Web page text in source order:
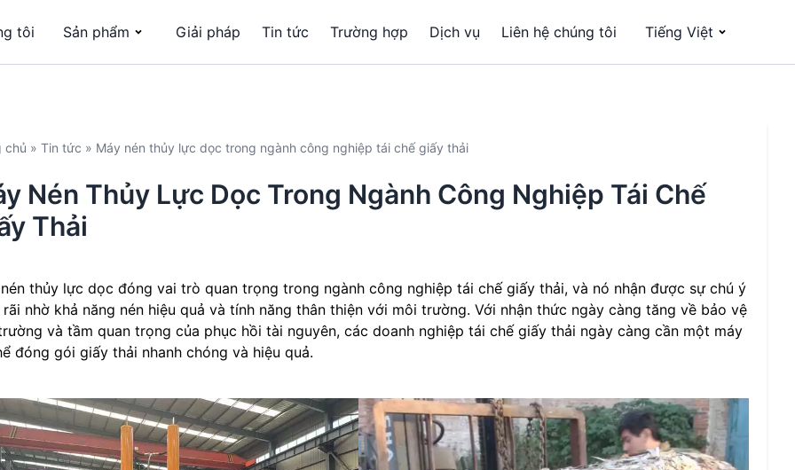
tôi Sản phẩm Giải pháp Tin tức Trường hợp Dịch vụ Liên hệ chúng tôi Tiếng Việt
chủ » Tin tức » Máy nén thủy lực dọc trong ngành công nghiệp tái chế giấy thải
Nén Thủy Lực Dọc Trong Ngành Công Nghiệp Tái Chế
Thải
thủy lực dọc đóng vai trò quan trọng trong ngành công nghiệp tái chế giấy thải, và nó nhận được sự chú ý
rãi nhờ khả năng nén hiệu quả và tính năng thân thiện với môi trường. Với nhận thức ngày càng tăng về bảo vệ
và tầm quan trọng của phục hồi tài nguyên, các doanh nghiệp tái chế giấy thải ngày càng cần một máy
đóng gói giấy thải nhanh chóng và hiệu quả.